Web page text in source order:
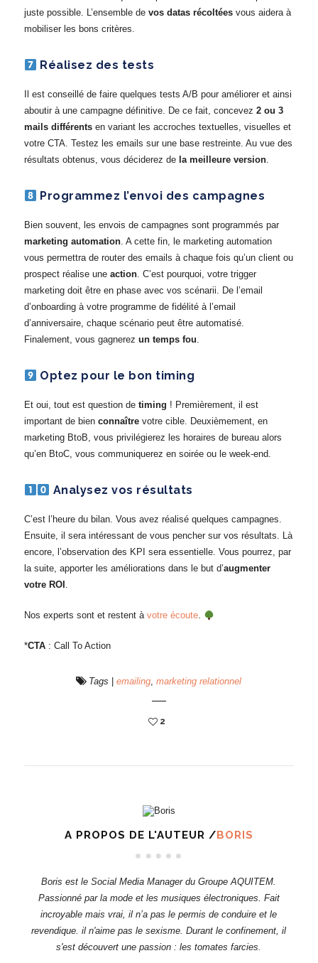
juste possible. L’ensemble de vos datas récoltéesvous aidera à
mobiliser les bons critères.
Réalisez des tests
Il est conseillé de faire quelques tests A/B pour améliorer et ainsi
aboutir à une campagne définitive. De ce fait, concevez 2 ou 3
mails différentsen variant les accroches textuelles, visuelles et
votre CTA. Testez les emails sur une base restreinte. Au vue des
résultats obtenus, vous déciderez de la meilleure version.
Programmez l’envoi des campagnes
Bien souvent, les envois de campagnes sont programmés par
marketing automation. A cette fin, le marketing automation
vous permettra de router des emails à chaque fois qu’un client ou
prospect réalise une action. C’est pourquoi, votre trigger
marketing doit être en phase avec vos scénarii. De l’email
d’onboarding à votre programme de fidélité à l’email
d’anniversaire, chaque scénario peut être automatisé.
Finalement, vous gagnerez un temps fou.
Optez pour le bon timing
Et oui, tout est question detiming ! Premièrement, il est
important de bien connaîtrevotre cible. Deuxièmement, en
marketing BtoB, vous privilégierez les horaires de bureau alors
qu’en BtoC, vous communiquerez en soirée ou le week-end.
Analysez vos résultats
C’est l’heure du bilan. Vous avez réalisé quelques campagnes.
Ensuite, il sera intéressant de vous pencher sur vos résultats. Là
encore, l’observation des KPI sera essentielle. Vous pourrez, par
la suite, apporter les améliorations dans le but d’augmenter
votre ROI .
Nos experts sont et restent à votre écoute.
*CTA: Call To Action
Tags |emailing,marketing relationnel
2
A PROPOS DE L'AUTEUR / BORIS
Boris est le Social Media Manager du Groupe AQUITEM.
Passionné par la mode et les musiques électroniques. Fait
incroyable mais vrai, il n’a pas le permis de conduire et le
revendique. il n'aime pas le sexisme. Durant le confinement, il
s'est découvert une passion : les tomates farcies.